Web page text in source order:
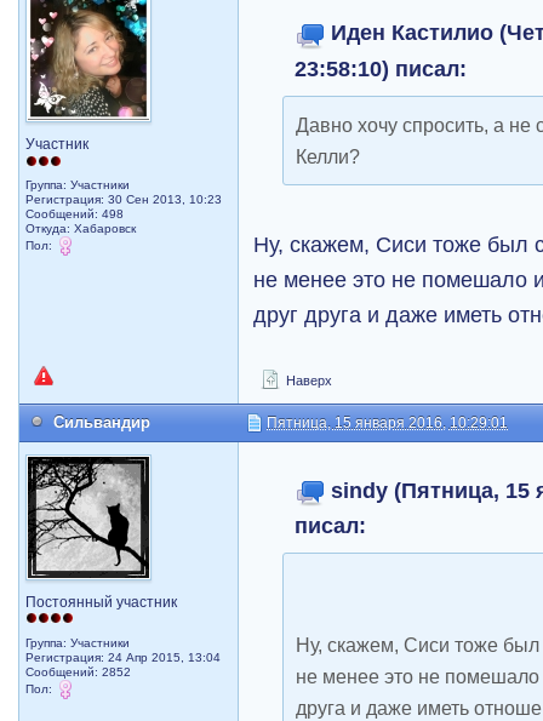
Участник
Группа: Участники
Регистрация: 30 Сен 2013, 10:23
Сообщений: 498
Откуда: Хабаровск
Пол:
Иден Кастилио
23:58:10) писал:
Давно хочу спросить, а не
Келли?
Ну, скажем, Сиси тоже был
не менее это не помешало
друг друга и даже иметь
Наверх
Сильвандир Пятница, 15 января 2016, 10:29:01
Постоянный участник
Группа: Участники
Регистрация: 24 Апр 2015, 13:04
Сообщений: 2852
Пол:
sindy (Пятница, 15
писал:
Ну, скажем, Сиси тоже
не менее это не
друга и даже иметь